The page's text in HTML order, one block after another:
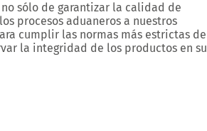
sólo de garantizar la calidad de
procesos aduaneros a nuestros
cumplir las normas más estrictas de
la integridad de los productos en su